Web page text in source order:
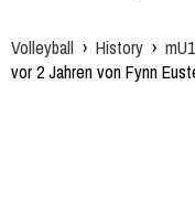
Volleyball › History ›
vor 2 Jahren von Fynn